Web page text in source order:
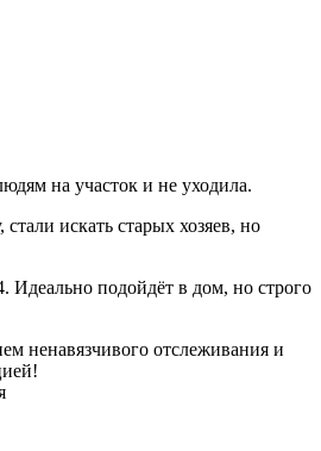
на участок и не уходила.
искать старых хозяев, но
Идеально подойдёт в дом, но строго
ненавязчивого отслеживания и